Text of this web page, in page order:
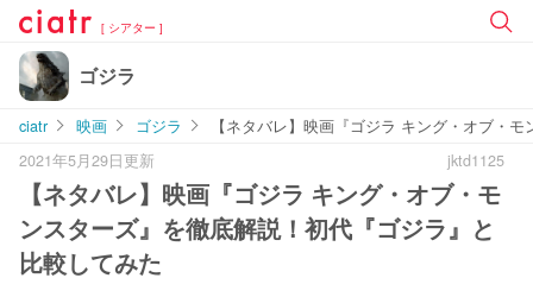
[ シアター ]
ゴジラ
ciatr 映画 ゴジラ
【ネタバレ】映画『ゴジラ キング・オブ・
2021年5月29日更新
jktd1125
【ネタバレ】映画『ゴジラ キング・オブ・モ
ンスターズ』を徹底解説！初代『ゴジラ』と
比較してみた